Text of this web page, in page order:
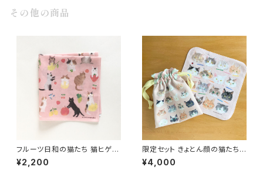
その他の商品
フルーツ日和の猫たち 猫ヒゲ手
刺しゅう入りハンカチ プチギフト
や誕生日祝いに
¥2,200
限定セット きょとん顔の猫たち
巾着ポーチ＆ハンカチセット
¥4,000